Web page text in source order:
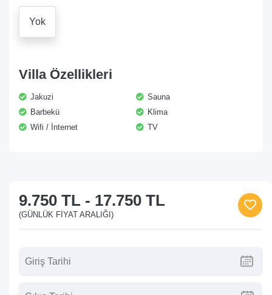
Yok
Villa Özellikleri
Jakuzi
Sauna
Barbekü
Klima
Wifi / İnternet
TV
9.750 TL - 17.750 TL
(GÜNLÜK FIYAT ARALIĞI)